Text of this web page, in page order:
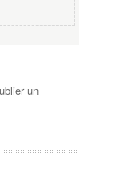
un